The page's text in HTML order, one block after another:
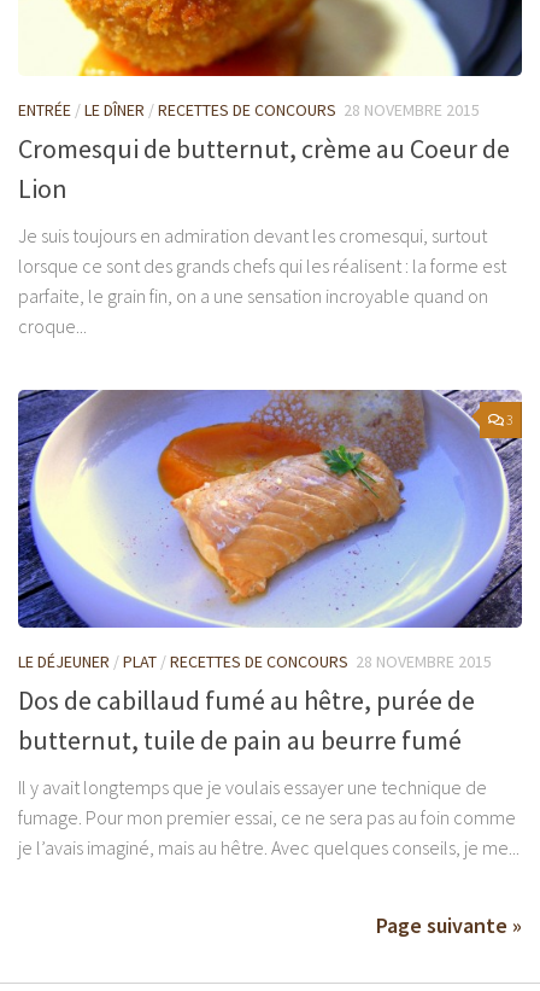
ENTRÉE /LE DÎNER /RECETTES DE CONCOURS 28 NOVEMBRE 2015
Cromesqui de butternut, crème au Coeur de
Lion
Je suis toujours en admiration devant les cromesqui, surtout
lorsque ce sont des grands chefs qui les réalisent : la forme est
parfaite, le grain fin, on a une sensation incroyable quand on
croque...
3
LE DÉJEUNER /PLAT /RECETTES DE CONCOURS 28 NOVEMBRE 2015
Dos de cabillaud fumé au hêtre, purée de
butternut, tuile de pain au beurre fumé
Il y avait longtemps que je voulais essayer une technique de
fumage. Pour mon premier essai, ce ne sera pas au foin comme
je l’avais imaginé, mais au hêtre. Avec quelques conseils, je me...
Page suivante »